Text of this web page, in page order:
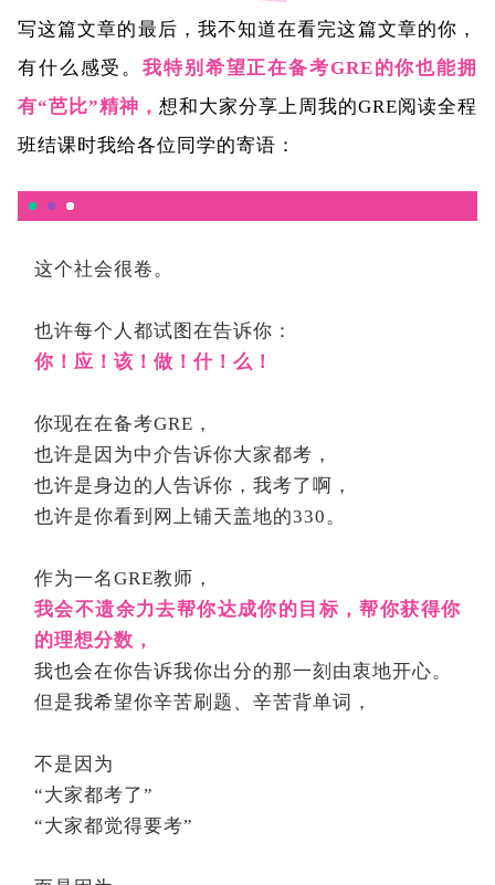
写这篇文章的最后，我不知道在看完这篇文章的你，
有什么感受。我特别希望正在备考GRE的你也能拥
有“芭比”精神， 想和大家分享上周我的GRE阅读全程
班结课时我给各位同学的寄语：
这个社会很卷。
也许每个人都试图在告诉你：
你！应！该！做！什！么！
你现在在备考GRE，
也许是因为中介告诉你大家都考，
也许是身边的人告诉你，我考了啊，
也许是你看到网上铺天盖地的330。
作为一名GRE教师，
我会不遗余力去帮你达成你的目标，帮你获得你
的理想分数，
我也会在你告诉我你出分的那一刻由衷地开心。
但是我希望你辛苦刷题、辛苦背单词，
不是因为
“大家都考了”
“大家都觉得要考”